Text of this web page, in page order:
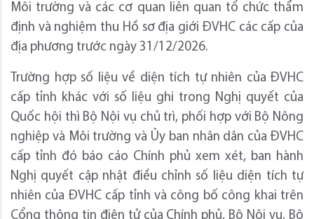
Môi trường và các cơ quan liên quan tổ chức thẩm
định và nghiệm thu Hồ sơ địa giới ĐVHC các cấp của
địa phương trước ngày 31/12/2026.
Trường hợp số liệu về diện tích tự nhiên của ĐVHC
cấp tỉnh khác với số liệu ghi trong Nghị quyết của
Quốc hội thì Bộ Nội vụ chủ trì, phối hợp với Bộ Nông
nghiệp và Môi trường và Ủy ban nhân dân của ĐVHC
cấp tỉnh đó báo cáo Chính phủ xem xét, ban hành
Nghị quyết cập nhật điều chỉnh số liệu diện tích tự
nhiên của ĐVHC cấp tỉnh và công bố công khai trên
Cổng thông tin điện tử của Chính phủ, Bộ Nội vụ, Bộ